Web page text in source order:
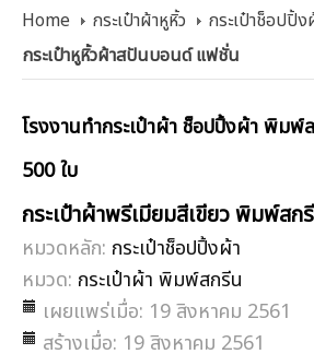
Home กระเป๋าผ้าหูหิ้ว
กระเป๋าช็อปปิ้ง
กระเป๋าหูหิ้วผ้าสปันบอนด์ แฟชั่น
โรงงานทำกระเป๋าผ้า ช็อปปิ้งผ้า พิมพ์
500 ใบ
กระเป๋าผ้าพรีเมียมสีเขียว พิมพ์สก
หมวดหลัก: กระเป๋าช็อปปิ้งผ้า
หมวด: กระเป๋าผ้า พิมพ์สกรีน
เผยแพร่เมื่อ: 19 สิงหาคม 2561
สร้างเมื่อ: 19 สิงหาคม 2561